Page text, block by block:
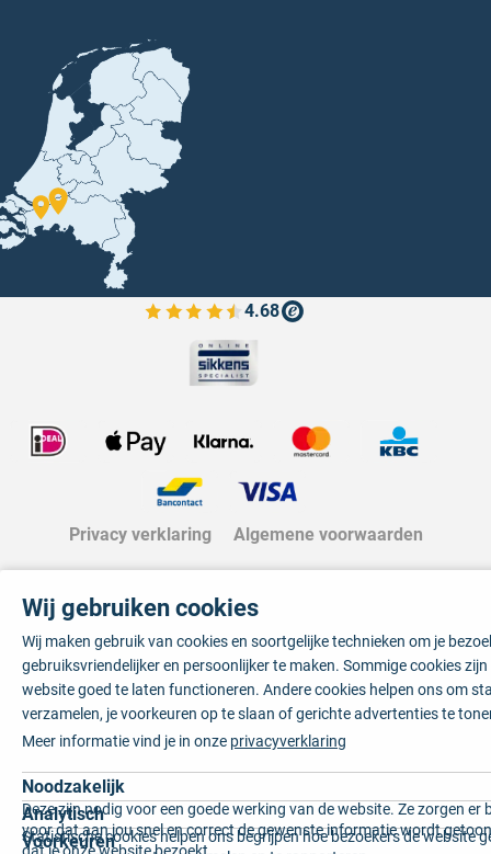
4.68
Bekijk de verfplaza beoordelingen
Privacy verklaring Algemene voorwaarden
Wij gebruiken cookies
Wij maken gebruik van cookies en soortgelijke technieken om je
gebruiksvriendelijker en persoonlijker te maken. Sommige cookies
website goed te laten functioneren. Andere cookies helpen ons om
verzamelen, je voorkeuren op te slaan of gerichte advertenties te
Meer informatie vind je in onze privacyverklaring
Noodzakelijk
Deze zijn nodig voor een goede werking van de website. Ze zorgen er
voor dat aan jou snel en correct de gewenste informatie wordt
dat je onze website bezoekt.
Analytisch
Statistische cookies helpen ons begrijpen hoe bezoekers de website
Voorkeuren